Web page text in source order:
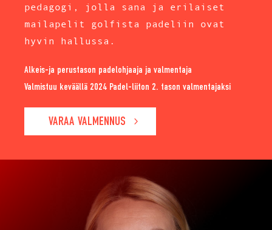
pedagogi, jolla sana ja erilaiset
mailapelit golfista padeliin ovat
hyvin hallussa.
Alkeis-ja perustason padelohjaaja ja valmentaja
Valmistuu keväällä 2024 Padel-liiton 2. tason valmentajaksi
VARAA VALMENNUS